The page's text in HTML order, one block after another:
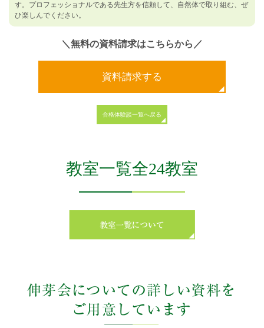
す。プロフェッショナルである先生方を信頼して、自然体で取り組む、ぜ
ひ楽しんでください。
＼無料の資料請求はこちらから／
資料請求する
合格体験談一覧へ戻る
教室一覧全24教室